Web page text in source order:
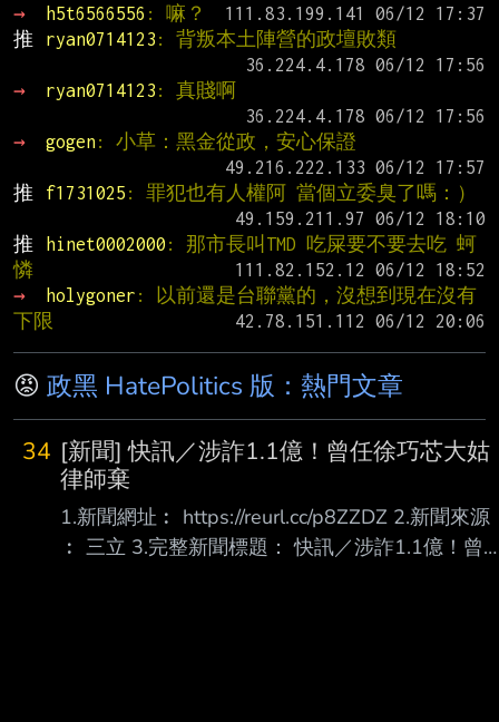
→
h5t6566556 : 嘛？
推
ryan0714123 : 背叛本土陣營的政壇敗類
→
ryan0714123 : 真賤啊
→
gogen: 小草：黑金從政，安心保證
推
f1731025 : 罪犯也有人權阿 當個立委臭了嗎：）
推
hinet0002000 : 那市長叫TMD 吃屎要不要去吃 蚵
憐
→
holygoner : 以前還是台聯黨的，沒想到現在沒有
下限
😡 政黑 HatePolitics 版：熱門文章
34 [新聞] 快訊／涉詐1.1億！曾任徐巧芯大姑
律師棄
1.新聞網址︰ https://reurl.cc/p8ZZDZ 2.新聞來源
︰ 三立 3.完整新聞標題： 快訊／涉詐1.1億！曾